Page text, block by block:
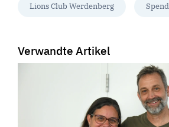
Lions Club Werdenberg
Verwandte Artikel